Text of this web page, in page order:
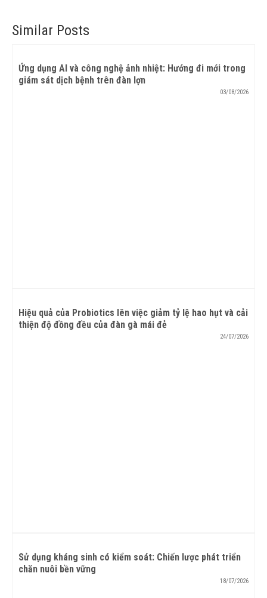
Similar Posts
Ứng dụng AI và công nghệ ảnh nhiệt: Hướng đi mới trong
giám sát dịch bệnh trên đàn lợn
03/08/2026
Hiệu quả của Probiotics lên việc giảm tỷ lệ hao hụt và cải
thiện độ đồng đều của đàn gà mái đẻ
24/07/2026
Sử dụng kháng sinh có kiểm soát: Chiến lược phát triển
chăn nuôi bền vững
18/07/2026